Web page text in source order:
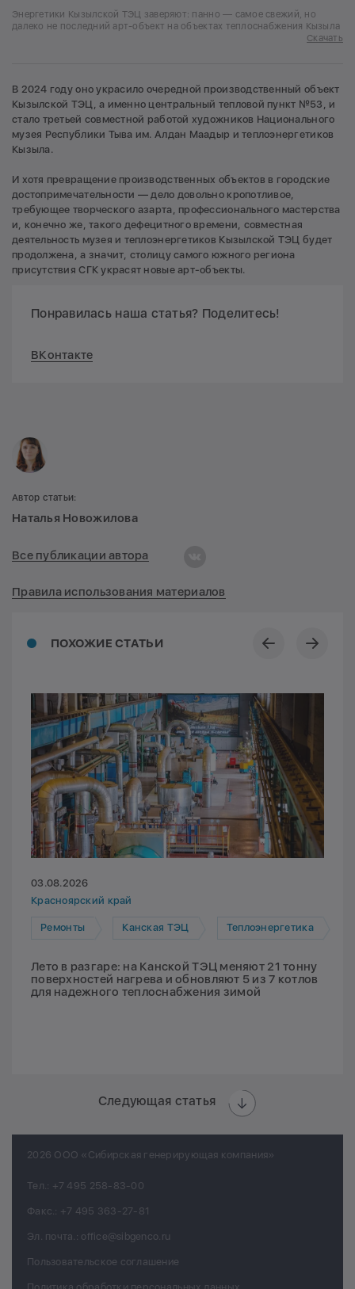
Энергетики Кызылской ТЭЦ заверяют: панно — самое свежий, но
далеко не последний арт-объект на объектах теплоснабжения Кызыла
Скачать
В 2024 году оно украсило очередной производственный объект
Кызылской ТЭЦ, а именно центральный тепловой пункт №53, и
стало третьей совместной работой художников Национального
музея Республики Тыва им. Алдан Маадыр и теплоэнергетиков
Кызыла.
И хотя превращение производственных объектов в городские
достопримечательности — дело довольно кропотливое,
требующее творческого азарта, профессионального мастерства
и, конечно же, такого дефецитного времени, совместная
деятельность музея и теплоэнергетиков Кызылской ТЭЦ будет
продолжена, а значит, столицу самого южного региона
присутствия СГК украсят новые арт-объекты.
Понравилась наша статья? Поделитесь!
ВКонтакте
ПОХОЖИЕ СТАТЬИ
03.08.2026
Красноярский край
Ремонты Канская ТЭЦ Теплоэнергетика
Лето в разгаре: на Канской ТЭЦ меняют 21 тонну
поверхностей нагрева и обновляют 5 из 7 котлов
для надежного теплоснабжения зимой
Следующая статья
Автор статьи:
Наталья Новожилова
Все публикации автора
Правила использования материалов
2026 ООО «Сибирская генерирующая компания»
Тел.: +7 495 258-83-00
Факс.: +7 495 363-27-81
Эл. почта.: office@sibgenco.ru
Пользовательское соглашение